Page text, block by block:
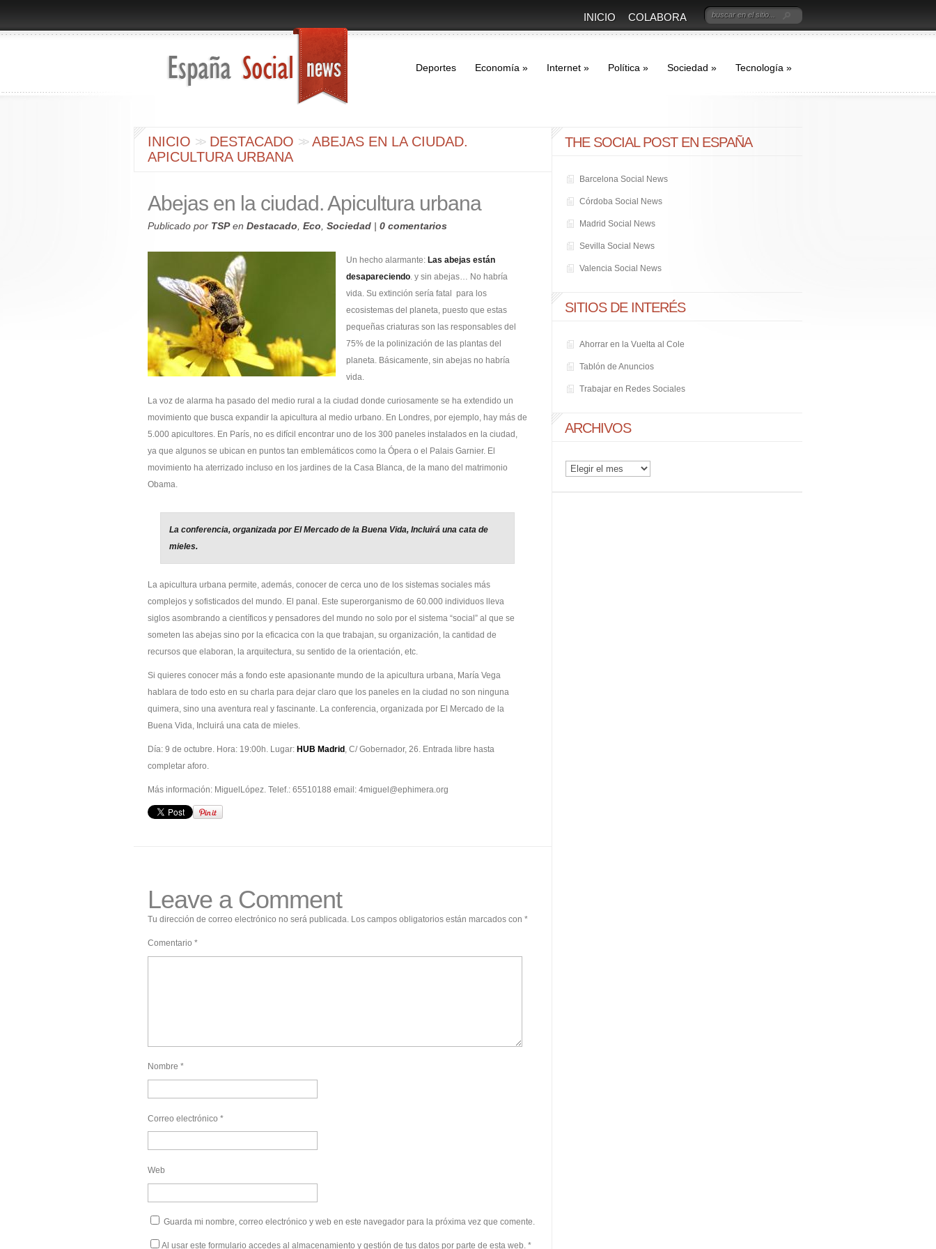
INICIO COLABORA
Deportes Economía » Internet » Política » Sociedad » Tecnología »
INICIO >> DESTACADO >>ABEJAS EN LA CIUDAD.
APICULTURA URBANA
Abejas en la ciudad. Apicultura urbana
Publicado por TSPen Destacado Eco Sociedad | 0 comentarios
Un hecho alarmante: Las abejas están
desapareciendo. y sin abejas… No habría
vida. Su extinción sería fatal para los
ecosistemas del planeta, puesto que estas
pequeñas criaturas son las responsables del
75% de la polinización de las plantas del
planeta. Básicamente, sin abejas no habría
vida.
La voz de alarma ha pasado del medio rural a la ciudad donde curiosamente se ha extendido un
movimiento que busca expandir la apicultura al medio urbano. En Londres, por ejemplo, hay más de
5.000 apicultores. En París, no es difícil encontrar uno de los 300 paneles instalados en la ciudad,
ya que algunos se ubican en puntos tan emblemáticos como la Ópera o el Palais Garnier. El
movimiento ha aterrizado incluso en los jardines de la Casa Blanca, de la mano del matrimonio
Obama.
La conferencia, organizada por El Mercado de la Buena Vida, Incluirá una cata de
mieles.
La apicultura urbana permite, además, conocer de cerca uno de los sistemas sociales más
complejos y sofisticados del mundo. El panal. Este superorganismo de 60.000 individuos lleva
siglos asombrando a científicos y pensadores del mundo no solo por el sistema “social” al que se
someten las abejas sino por la eficacica con la que trabajan, su organización, la cantidad de
recursos que elaboran, la arquitectura, su sentido de la orientación, etc.
Si quieres conocer más a fondo este apasionante mundo de la apicultura urbana, María Vega
hablara de todo esto en su charla para dejar claro que los paneles en la ciudad no son ninguna
quimera, sino una aventura real y fascinante. La conferencia, organizada por El Mercado de la
Buena Vida, Incluirá una cata de mieles.
Día: 9 de octubre. Hora: 19:00h. Lugar: HUB Madrid , C/ Gobernador, 26. Entrada libre hasta
completar aforo.
Más información: MiguelLópez. Telef.: 65510188 email: 4miguel@ephimera.org
Leave a Comment
Tu dirección de correo electrónico no será publicada. Los campos obligatorios están marcados con *
Comentario *
Nombre *
Correo electrónico *
Web
Guarda mi nombre, correo electrónico y web en este navegador para la próxima vez que comente.
Al usar este formulario accedes al almacenamiento y gestión de tus datos por parte de esta web. *
THE SOCIAL POST EN ESPAÑA
Barcelona Social News
Córdoba Social News
Madrid Social News
Sevilla Social News
Valencia Social News
SITIOS DE INTERÉS
Ahorrar en la Vuelta al Cole
Tablón de Anuncios
Trabajar en Redes Sociales
ARCHIVOS
Archivos